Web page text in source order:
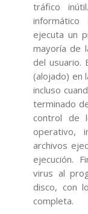
tráfico
ejecuta un
mayoría de
del usuario.
(alojado) en
incluso
terminado
control de
operativo,
archivos
ejecución.
virus al
disco, con
completa.